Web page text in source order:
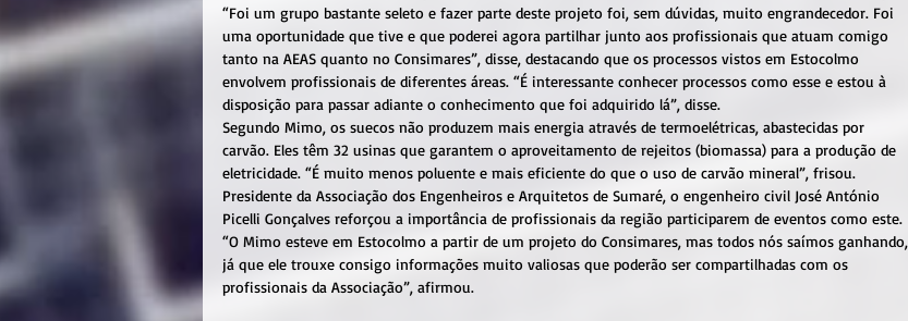
“Foi um grupo bastante seleto e fazer parte deste projeto foi, sem dúvidas, muito engrandecedor. Foi
uma oportunidade que tive e que poderei agora partilhar junto aos profissionais que atuam comigo
tanto na AEAS quanto no Consimares”, disse, destacando que os processos vistos em Estocolmo
envolvem profissionais de diferentes áreas. “É interessante conhecer processos como esse e estou à
disposição para passar adiante o conhecimento que foi adquirido lá”, disse.
Segundo Mimo, os suecos não produzem mais energia através de termoelétricas, abastecidas por
carvão. Eles têm 32 usinas que garantem o aproveitamento de rejeitos (biomassa) para a produção de
eletricidade. “É muito menos poluente e mais eficiente do que o uso de carvão mineral”, frisou.
Presidente da Associação dos Engenheiros e Arquitetos de Sumaré, o engenheiro civil José António
Picelli Gonçalves reforçou a importância de profissionais da região participarem de eventos como este.
“O Mimo esteve em Estocolmo a partir de um projeto do Consimares, mas todos nós saímos ganhando,
já que ele trouxe consigo informações muito valiosas que poderão ser compartilhadas com os
profissionais da Associação”, afirmou.